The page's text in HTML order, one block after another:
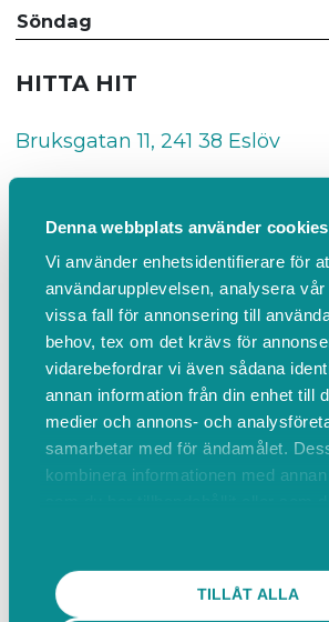
Denna webbplats använder cookies
Vi använder enhetsidentifierare för
användarupplevelsen, analysera
vissa fall för annonsering till
behov, tex om det krävs för
vidarebefordrar vi även sådana
annan information från din enhet till
medier och annons- och
samarbetar med för ändamålet.
kombinera informationen med
TILLÅT ALLA
Söndag
HITTA HIT
Bruksgatan 11, 241 38 Eslöv
Dara
Dara är ägare och
salongen.
Phanida